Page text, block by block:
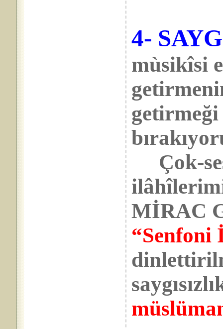
4-
mùsikîsi
Çok-
MİRAC
“Senfoni